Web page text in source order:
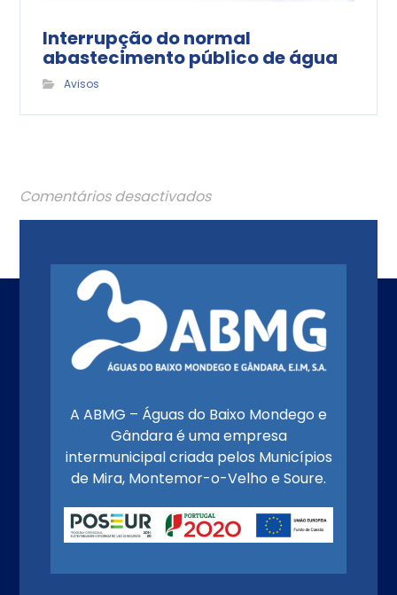
Interrupção do normal
abastecimento público de água
Avisos
Comentários desactivados
A ABMG – Águas do Baixo Mondego e
Gândara é uma empresa
intermunicipal criada pelos Municípios
de Mira, Montemor-o-Velho e Soure.